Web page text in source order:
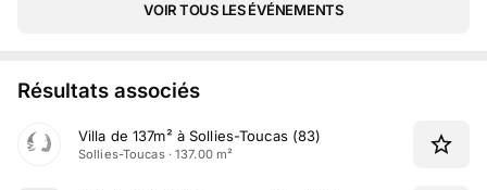
VOIR TOUS LES ÉVÉNEMENTS
Résultats associés
Villa de 137m² à Sollies-Toucas (83)
Sollies-Toucas · 137.00 m²